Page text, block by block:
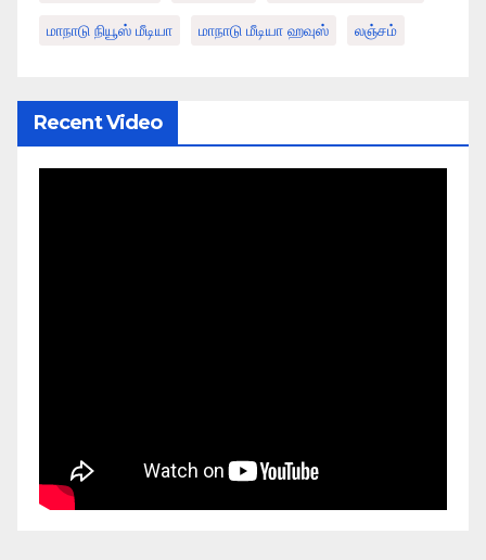
மாநாடு நியூஸ் மீடியா மாநாடு மீடியா ஹவுஸ் லஞ்சம்
Recent Video